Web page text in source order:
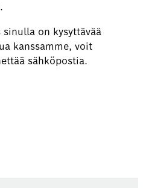
on kysyttävää
kanssamme, voit
sähköpostia.